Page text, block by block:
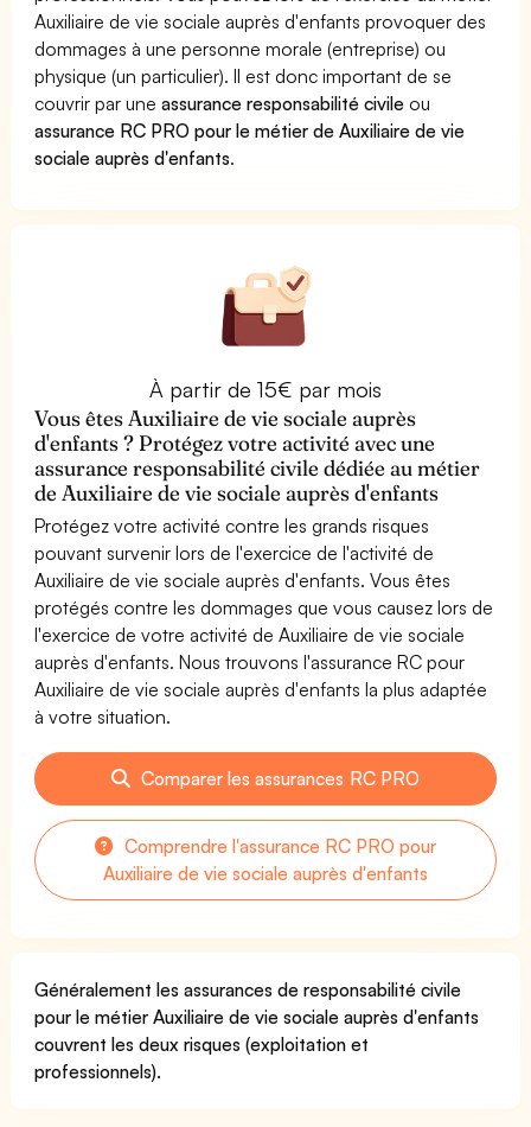
Auxiliaire de vie sociale auprès d'enfants provoquer des
dommages à une personne morale (entreprise) ou
physique (un particulier). Il est donc important de se
couvrir par uneassurance responsabilité civile ou
assurance RC PRO pour le métier de Auxiliaire de vie
sociale auprès d'enfants.
À partir de 15€ par mois
Vous êtes Auxiliaire de vie sociale auprès
d'enfants ? Protégez votre activité avec une
assurance responsabilité civile dédiée au métier
de Auxiliaire de vie sociale auprès d'enfants
Protégez votre activité contre les grands risques
pouvant survenir lors de l'exercice de l'activité de
Auxiliaire de vie sociale auprès d'enfants. Vous êtes
protégés contre les dommages que vous causez lors de
l'exercice de votre activité de Auxiliaire de vie sociale
auprès d'enfants. Nous trouvons l'assurance RC pour
Auxiliaire de vie sociale auprès d'enfants la plus adaptée
à votre situation.
Comparer les assurances RC PRO
Comprendre l'assurance RC PRO pour
Auxiliaire de vie sociale auprès d'enfants
Généralement les assurances de responsabilité civile
pour le métier Auxiliaire de vie sociale auprès d'enfants
couvrent les deux risques (exploitation et
professionnels).